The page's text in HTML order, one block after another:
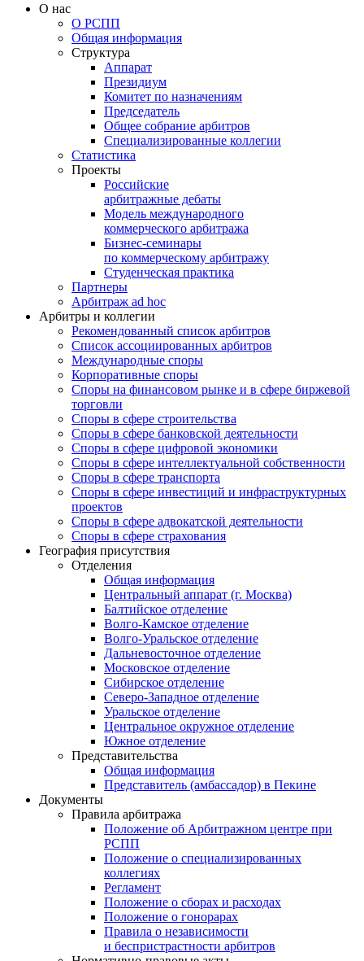
О нас
О РСПП
Общая информация
Структура
Аппарат
Президиум
Комитет по назначениям
Председатель
Общее собрание арбитров
Специализированные коллегии
Статистика
Проекты
Российские
арбитражные дебаты
Модель международного
коммерческого арбитража
Бизнес-семинары
по коммерческому арбитражу
Студенческая практика
Партнеры
Арбитраж ad hoc
Арбитры и коллегии
Рекомендованный список арбитров
Список ассоциированных арбитров
Международные споры
Корпоративные споры
Споры на финансовом рынке и в сфере биржевой
торговли
Споры в сфере строительства
Споры в сфере банковской деятельности
Споры в сфере цифровой экономики
Споры в сфере интеллектуальной собственности
Споры в сфере транспорта
Cпоры в сфере инвестиций и инфраструктурных
проектов
Споры в сфере адвокатской деятельности
Споры в сфере страхования
География присутствия
Отделения
Общая информация
Центральный аппарат (г. Москва)
Балтийское отделение
Волго-Камское отделение
Волго-Уральское отделение
Дальневосточное отделение
Московское отделение
Сибирское отделение
Северо-Западное отделение
Уральское отделение
Центральное окружное отделение
Южное отделение
Представительства
Общая информация
Представитель (амбассадор) в Пекине
Документы
Правила арбитража
Положение об Арбитражном центре при
РСПП
Положение о специализированных
коллегиях
Регламент
Положение о сборах и расходах
Положение о гонорарах
Правила о независимости
и беспристрастности арбитров